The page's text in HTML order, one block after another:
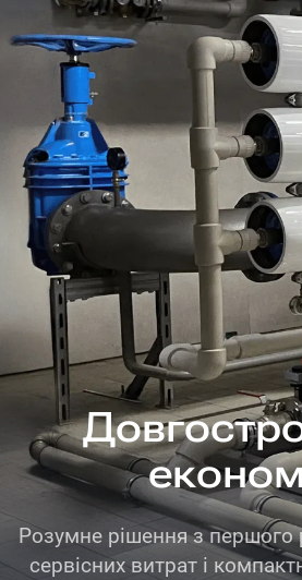
Розумне рішення з першого
сервісних витрат і